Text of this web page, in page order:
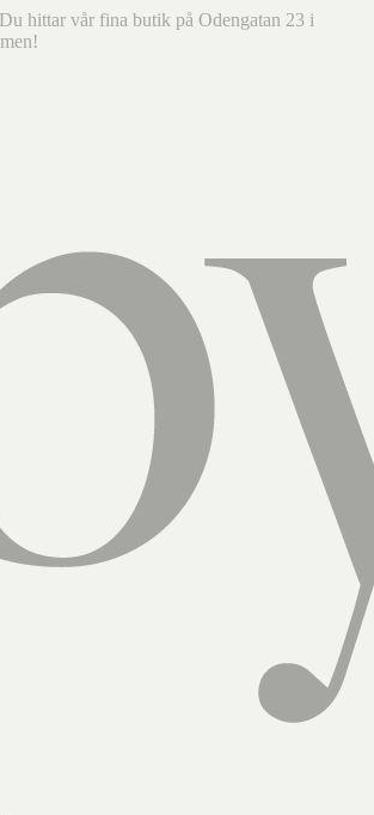
hittar vår fina butik på Odengatan 23 i